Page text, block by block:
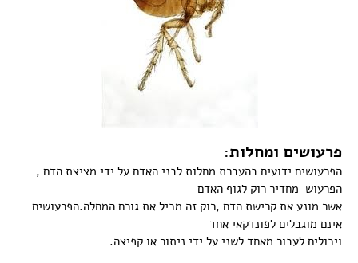
פרעושים ומחלות:
הפרעושים ידועים בהעברת מחלות לבני האדם על ידי מציצת הדם ,
הפרעוש מחדיר רוק לגוף האדם
אשר מונע את קרישת הדם ,רוק זה מכיל את גורם המחלה.הפרעושים
אינם מוגבלים לפונדקאי אחד
ויכולים לעבור מאחד לשני על ידי ניתור או קפיצה.